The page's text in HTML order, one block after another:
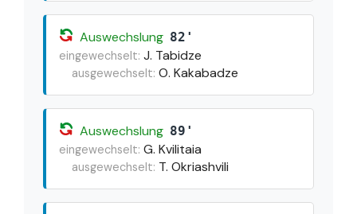
Auswechslung 82'
eingewechselt: J. Tabidze
ausgewechselt: O. Kakabadze
Auswechslung 89'
eingewechselt: G. Kvilitaia
ausgewechselt: T. Okriashvili